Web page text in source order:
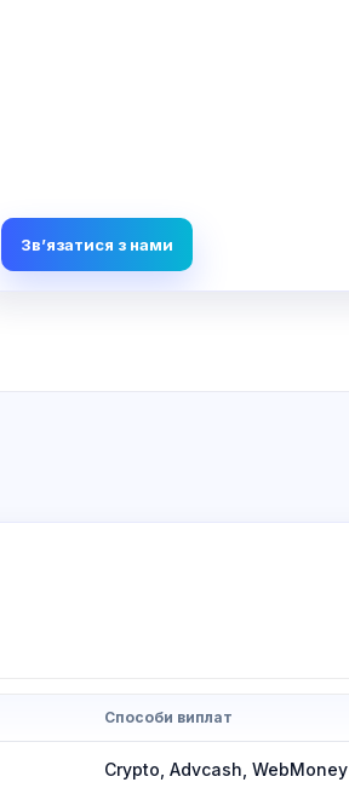
Зв’язатися з нами
Способи виплат
Crypto, Advcash, WebMoney